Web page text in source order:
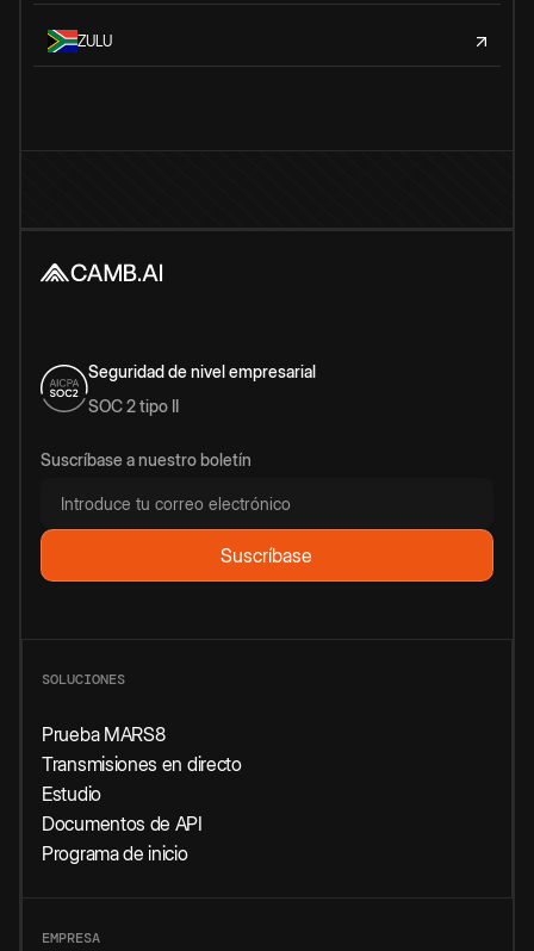
ZULU
Seguridad de nivel empresarial
SOC 2 tipo II
Suscríbase a nuestro boletín
SOLUCIONES
Prueba MARS8
Transmisiones en directo
Estudio
Documentos de API
Programa de inicio
EMPRESA